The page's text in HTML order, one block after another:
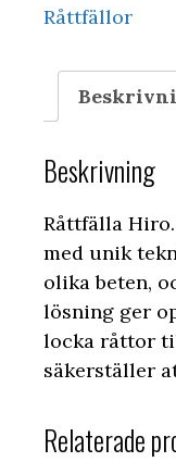
Råttfällor
Beskrivning
Råttfälla
med unik
olika beten,
lösning ger
locka råttor
säkerställer
Relaterade